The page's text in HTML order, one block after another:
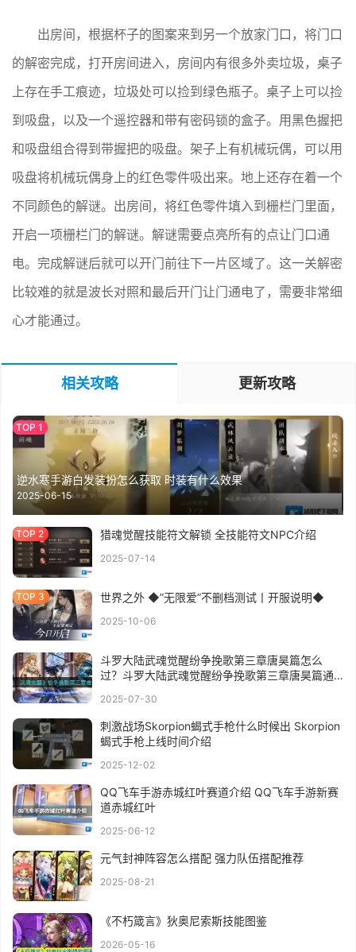
出房间，根据杯子的图案来到另一个放家门口，将门口
的解密完成，打开房间进入，房间内有很多外卖垃圾，桌子
上存在手工痕迹，垃圾处可以捡到绿色瓶子。桌子上可以捡
到吸盘，以及一个遥控器和带有密码锁的盒子。用黑色握把
和吸盘组合得到带握把的吸盘。架子上有机械玩偶，可以用
吸盘将机械玩偶身上的红色零件吸出来。地上还存在着一个
不同颜色的解谜。出房间，将红色零件填入到栅栏门里面，
开启一项栅栏门的解谜。解谜需要点亮所有的点让门口通
电。完成解谜后就可以开门前往下一片区域了。这一关解密
比较难的就是波长对照和最后开门让门通电了，需要非常细
心才能通过。
相关攻略 更新攻略
逆水寒手游白发装扮怎么获取 时装有什么效果
2025-06-15
猎魂觉醒技能符文解锁 全技能符文NPC介绍
2025-07-14
世界之外 ◆”无限爱”不删档测试丨开服说明◆
2025-10-06
斗罗大陆武魂觉醒纷争挽歌第三章唐昊篇怎么
过？斗罗大陆武魂觉醒纷争挽歌第三章唐昊篇通
2025-07-30
刺激战场Skorpion蝎式手枪什么时候出 Skorpion
蝎式手枪上线时间介绍
2025-12-02
QQ飞车手游赤城红叶赛道介绍 QQ飞车手游新赛
道赤城红叶
2025-06-12
元气封神阵容怎么搭配 强力队伍搭配推荐
2025-08-21
《不朽箴言》狄奥尼索斯技能图鉴
2026-05-16